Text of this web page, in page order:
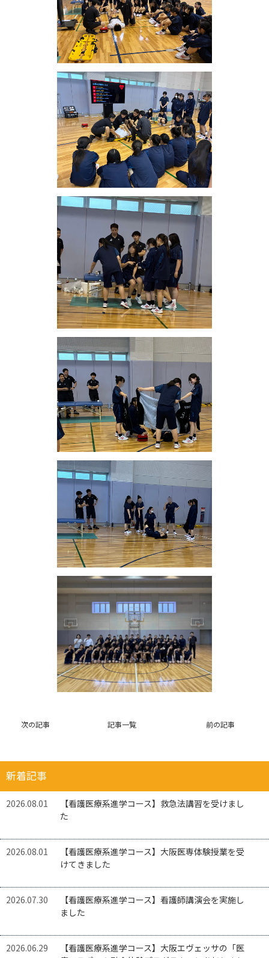
次の記事 記事一覧 前の記事
新着記事
2026.08.01
【看護医療系進学コース】救急法講習を受けまし
た
2026.08.01
【看護医療系進学コース】大阪医専体験授業を受
けてきました
2026.07.30
【看護医療系進学コース】看護師講演会を実施し
ました
2026.06.29
【看護医療系進学コース】大阪エヴェッサの「医